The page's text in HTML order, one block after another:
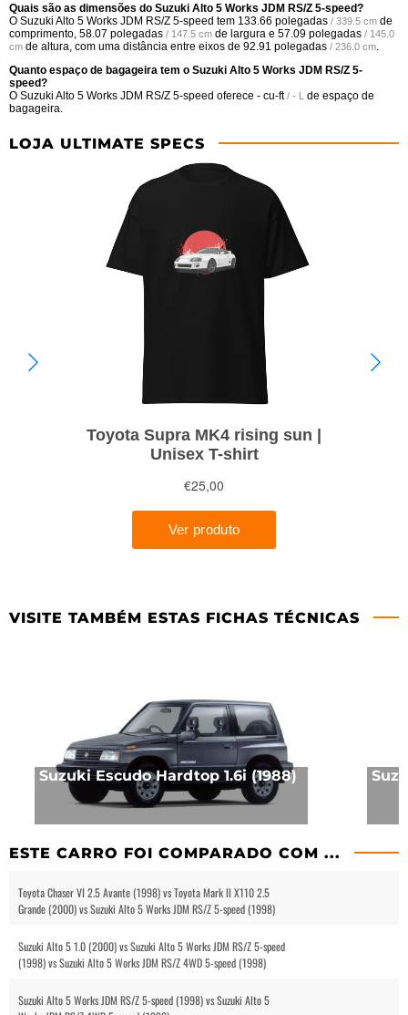
Quais são as dimensões do Suzuki Alto 5 Works JDM RS/Z 5-speed?
O Suzuki Alto 5 Works JDM RS/Z 5-speed tem 133.66 polegadas / 339.5 cm de
comprimento, 58.07 polegadas / 147.5 cm de largura e 57.09 polegadas / 145.0
cm de altura, com uma distância entre eixos de 92.91 polegadas / 236.0 cm
Quanto espaço de bagageira tem o Suzuki Alto 5 Works JDM RS/Z 5-
speed?
O Suzuki Alto 5 Works JDM RS/Z 5-speed oferece - cu-ft / - L de espaço de
bagageira.
LOJA ULTIMATE SPECS
VISITE TAMBÉM ESTAS FICHAS TÉCNICAS
Suzuki Escudo Hardtop 1.6i (1988)
ESTE CARRO FOI COMPARADO COM ...
Toyota Chaser VI 2.5 Avante (1998) vs Toyota Mark II X110 2.5
Grande (2000) vs Suzuki Alto 5 Works JDM RS/Z 5-speed (1998)
Suzuki Alto 5 1.0 (2000) vs Suzuki Alto 5 Works JDM RS/Z 5-speed
(1998) vs Suzuki Alto 5 Works JDM RS/Z 4WD 5-speed (1998)
Suzuki Alto 5 Works JDM RS/Z 5-speed (1998) vs Suzuki Alto 5